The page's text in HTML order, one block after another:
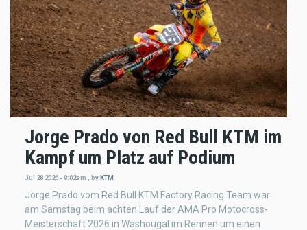
Jorge Prado von Red Bull KTM im
Kampf um Platz auf Podium
Jul 28 2026 - 9:02am byKTM
Jorge Prado vom Red Bull KTM Factory Racing Team war
am Samstag beim achten Lauf der AMA Pro Motocross-
Meisterschaft 2026 in Washougal im Rennen um einen